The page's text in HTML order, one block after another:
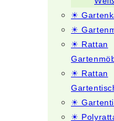
☀
☀
☀ Rattan
☀ Rattan
☀
☀